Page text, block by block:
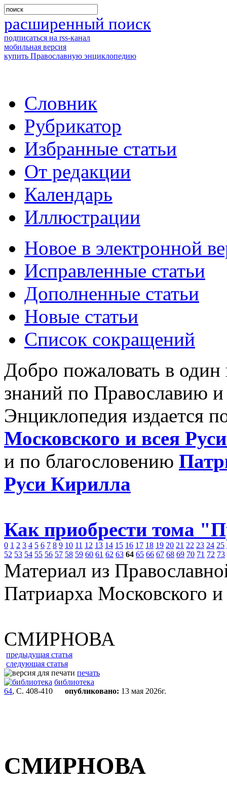
расширенный поиск
подписаться на rss-канал
мобильная версия
купить Православную энциклопедию
Словник
Рубрикатор
Избранные статьи
От редакции
Календарь
Иллюстрации
Новое в электронной
Исправленные статьи
Дополненные статьи
Новые статьи
Список сокращений
Добро пожаловать в
знаний по Православию
Энциклопедия издается
Московского и всея
и по благословению
Руси Кирилла
Как приобрести тома
0 1 2 3 4 5 6 7 8 9 10 11 12 13 14 15 16 17 18 19 20 21 22 23 24 25
52 53 54 55 56 57 58 59 60 61 62 63 64 65 66 67 68 69 70 71 72 73
Материал из
Патриарха Московского
СМИРНОВА
предыдущая статья
следующая статья
печать
библиотека
64, С. 408-410 опубликовано: 13 мая 2026г.
СМИРНОВА